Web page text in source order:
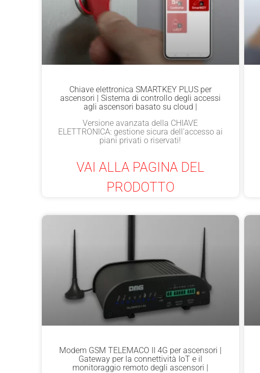
Chiave elettronica SMARTKEY PLUS per
ascensori | Sistema di controllo degli accessi
agli ascensori basato su cloud |
Versione avanzata della CHIAVE
ELETTRONICA: gestione sicura dell'accesso ai
piani privati o riservati!
VAI ALLA PAGINA DEL
PRODOTTO
Modem GSM TELEMACO II 4G per ascensori |
Gateway per la connettività IoT e il
monitoraggio remoto degli ascensori |